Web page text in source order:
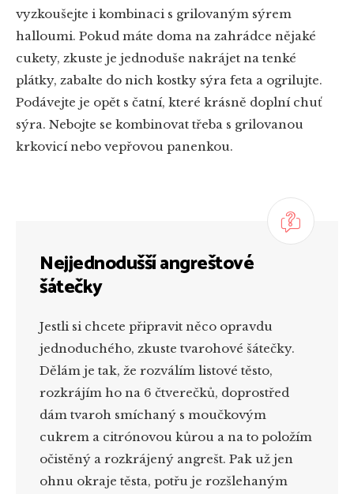
vyzkoušejte i kombinaci s grilovaným sýrem
halloumi. Pokud máte doma na zahrádce nějaké
cukety, zkuste je jednoduše nakrájet na tenké
plátky, zabalte do nich kostky sýra feta a ogrilujte.
Podávejte je opět s čatní, které krásně doplní chuť
sýra. Nebojte se kombinovat třeba s grilovanou
krkovicí nebo vepřovou panenkou.
Nejjednodušší angreštové
šátečky
Jestli si chcete připravit něco opravdu
jednoduchého, zkuste tvarohové šátečky.
Dělám je tak, že rozválím listové těsto,
rozkrájím ho na 6 čtverečků, doprostřed
dám tvaroh smíchaný s moučkovým
cukrem a citrónovou kůrou a na to položím
očistěný a rozkrájený angrešt. Pak už jen
ohnu okraje těsta, potřu je rozšlehaným